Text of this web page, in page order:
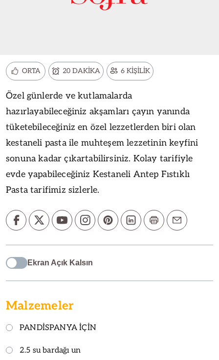
ORTA 20 DAKİKA 6 KİŞİLİK
Özel günlerde ve kutlamalarda
hazırlayabileceğiniz akşamları çayın yanında
tüketebileceğiniz en özel lezzetlerden biri olan
kestaneli pasta ile muhteşem lezzetinin keyfini
sonuna kadar çıkartabilirsiniz. Kolay tarifiyle
evde yapabileceğiniz Kestaneli Antep Fıstıklı
Pasta tarifimiz sizlerle.
Ekran Açık Kalsın
Malzemeler
PANDİSPANYA İÇİN
2.5 su bardağı un